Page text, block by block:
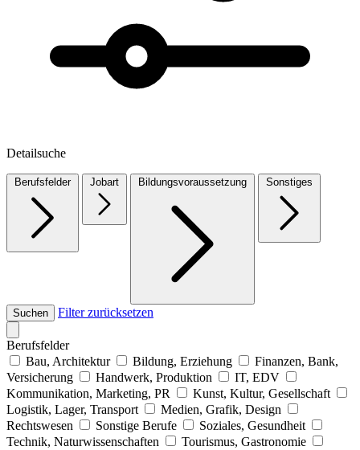
Detailsuche
Berufsfelder Jobart Bildungsvoraussetzung Sonstiges
Suchen Filter zurücksetzen
Berufsfelder
Bau, Architektur
Bildung, Erziehung
Finanzen, Bank,
Versicherung
Handwerk, Produktion
IT, EDV
Kommunikation, Marketing, PR
Kunst, Kultur, Gesellschaft
Logistik, Lager, Transport
Medien, Grafik, Design
Rechtswesen
Sonstige Berufe
Soziales, Gesundheit
Technik, Naturwissenschaften
Tourismus, Gastronomie